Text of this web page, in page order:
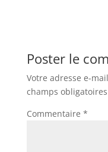
Poster le
Votre adresse e-
champs
Commentaire *